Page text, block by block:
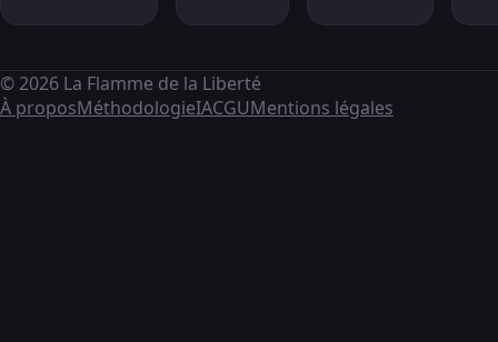
© 2026 La Flamme de la Liberté
À proposMéthodologieIACGUMentions légales